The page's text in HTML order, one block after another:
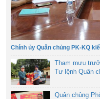
Chính ủy Quân chủng PK-KQ
Tham mưu
Tư lệnh Quân
Quân chủng